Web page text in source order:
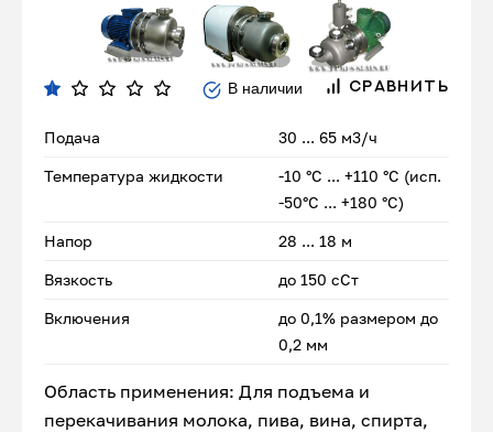
В наличии СРАВНИТЬ
Подача 30 ... 65 м3/ч
Температура жидкости
-10 °С ... +110 °С (исп.
-50°С ... +180 °С)
Напор 28 ... 18 м
Вязкость до 150 сСт
Включения
до 0,1% размером до
0,2 мм
Область применения: Для подъема и
перекачивания молока, пива, вина, спирта,